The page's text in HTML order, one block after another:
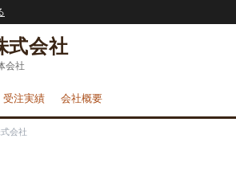
式会社
会社
受注実績 会社概要
会社